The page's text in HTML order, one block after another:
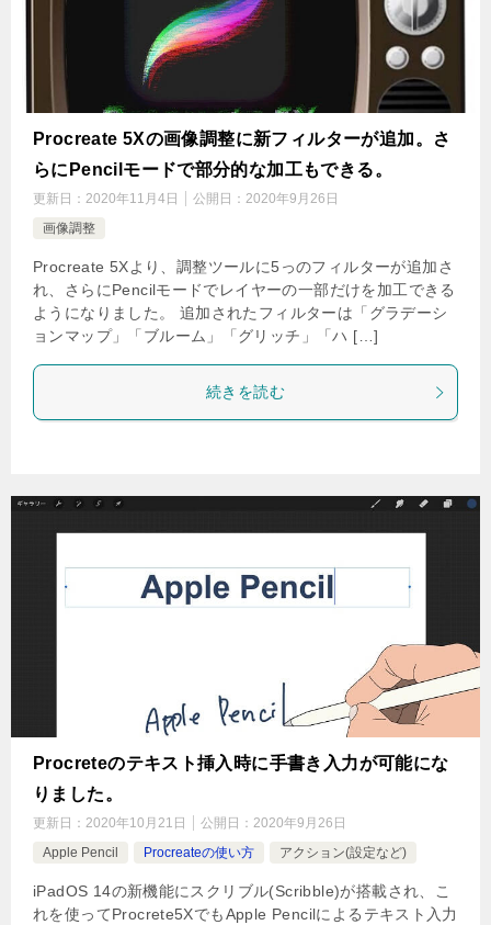
Procreate 5Xの画像調整に新フィルターが追加。さ
らにPencilモードで部分的な加工もできる。
更新日： 2020年11月4日 公開日： 2020年9月26日
画像調整
Procreate 5Xより、調整ツールに5っのフィルターが追加さ
れ、さらにPencilモードでレイヤーの一部だけを加工できる
ようになりました。 追加されたフィルターは「グラデーシ
ョンマップ」「ブルーム」「グリッチ」「ハ […]
続きを読む
Procreteのテキスト挿入時に手書き入力が可能にな
りました。
更新日： 2020年10月21日 公開日： 2020年9月26日
Apple Pencil
Procreateの使い方 アクション(設定など)
iPadOS 14の新機能にスクリブル(Scribble)が搭載され、こ
れを使ってProcrete5XでもApple Pencilによるテキスト入力